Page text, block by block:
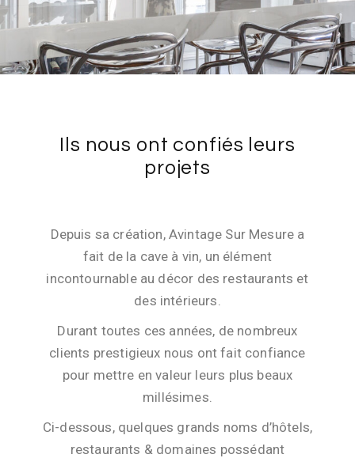
Ils nous ont confiés leurs
projets
Depuis sa création, Avintage Sur Mesure a
fait de la cave à vin, un élément
incontournable au décor des restaurants et
des intérieurs.
Durant toutes ces années, de nombreux
clients prestigieux nous ont fait confiance
pour mettre en valeur leurs plus beaux
millésimes.
Ci-dessous, quelques grands noms d’hôtels,
restaurants & domaines possédant